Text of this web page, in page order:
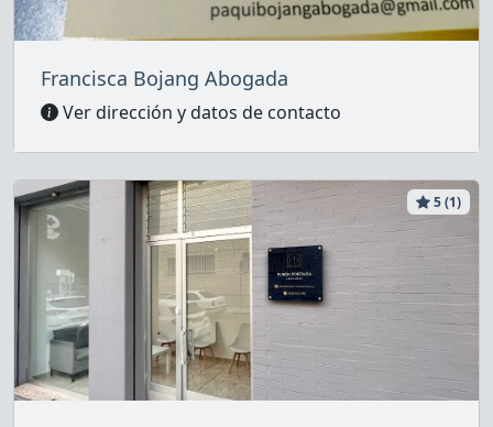
Francisca Bojang Abogada
Ver dirección y datos de contacto
5 (1)